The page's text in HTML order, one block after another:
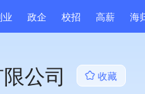
政企 校招 高薪 海
公司
收藏